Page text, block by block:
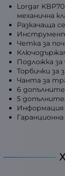
Lorgar
механична
Разкачаща
Инструмент
Четка за
Подложка за
Торбички за
Чанта за
6
5
Информация